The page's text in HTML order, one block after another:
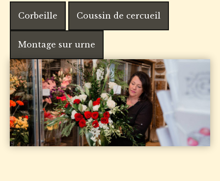
Corbeille Coussin de cercueil
Montage sur urne